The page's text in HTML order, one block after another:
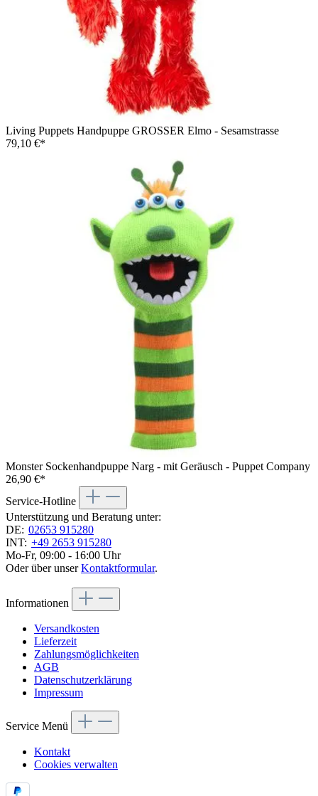
Living Puppets Handpuppe GROSSER Elmo - Sesamstrasse
79,10 €*
Monster Sockenhandpuppe Narg - mit Geräusch - Puppet Company
26,90 €*
Service-Hotline
Unterstützung und Beratung unter:
DE: 02653 915280
INT: +49 2653 915280
Mo-Fr, 09:00 - 16:00 Uhr
Oder über unserKontaktformular.
Informationen
Versandkosten
Lieferzeit
Zahlungsmöglichkeiten
AGB
Datenschutzerklärung
Impressum
Service Menü
Kontakt
Cookies verwalten